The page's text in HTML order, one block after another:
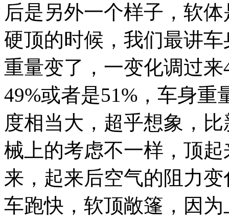
后是另外一个样子，软
硬顶的时候，我们最讲
重量变了，一变化调过
49%或者是51%，车身
度相当大，超乎想象，
械上的考虑不一样，顶
来，起来后空气的阻力
车跑快，软顶敞篷，因